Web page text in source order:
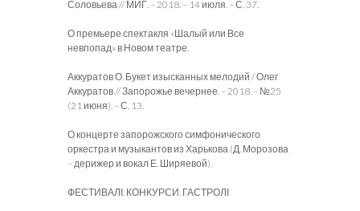
Соловьева // МИГ. – 2018. – 14 июля. – С. 37.
О премьере спектакля «Шалый или Все
невпопад» в Новом театре.
Аккуратов О. Букет изысканных мелодий / Олег
Аккуратов // Запорожье вечернее. – 2018. – №25
(21 июня). – С. 13.
О концерте запорожского симфонического
оркестра и музыкантов из Харькова (Д. Морозова
– дерижер и вокал Е. Ширяевой).
ФЕСТИВАЛІ. КОНКУРСИ. ГАСТРОЛІ